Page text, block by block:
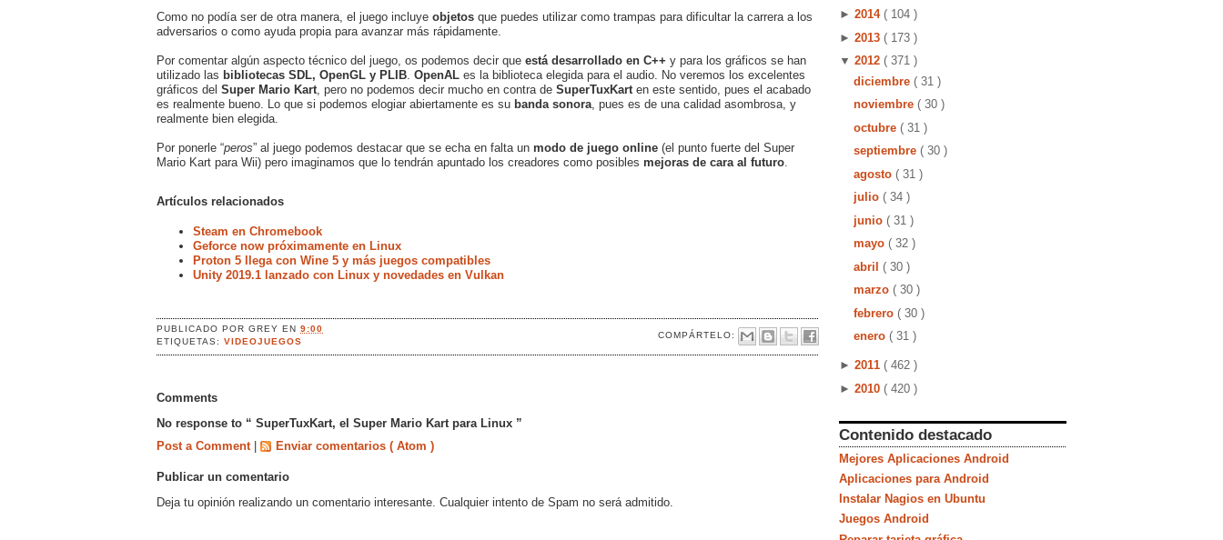
Como no podía ser de otra manera, el juego incluye objetos que puedes utilizar como trampas para dificultar la carrera a los
adversarios o como ayuda propia para avanzar más rápidamente.
Por comentar algún aspecto técnico del juego, os podemos decir que está desarrollado en C++ y para los gráficos se han
utilizado las bibliotecas SDL, OpenGL y PLIB OpenAL es la biblioteca elegida para el audio. No veremos los excelentes
gráficos del Super Mario Kart , pero no podemos decir mucho en contra de SuperTuxKart en este sentido, pues el acabado
es realmente bueno. Lo que si podemos elogiar abiertamente es su banda sonora , pues es de una calidad asombrosa, y
realmente bien elegida.
Por ponerle “peros” al juego podemos destacar que se echa en falta un modo de juego online (el punto fuerte del Super
Mario Kart para Wii) pero imaginamos que lo tendrán apuntado los creadores como posibles mejoras de cara al futuro
Artículos relacionados
Steam en Chromebook
Geforce now próximamente en Linux
Proton 5 llega con Wine 5 y más juegos compatibles
Unity 2019.1 lanzado con Linux y novedades en Vulkan
PUBLICADO PORGREYEN9:00
COMPÁRTELO:
ETIQUETAS:VIDEOJUEGOS
Comments
No response to “ SuperTuxKart, el Super Mario Kart para Linux ”
Post a Comment
Enviar comentarios ( Atom )
Publicar un comentario
Deja tu opinión realizando un comentario interesante. Cualquier intento de Spam no será admitido.
► 2014 ( 104 )
► 2013 ( 173 )
▼ 2012 ( 371 )
diciembre ( 31 )
noviembre ( 30 )
octubre ( 31 )
septiembre ( 30 )
agosto ( 31 )
julio ( 34 )
junio ( 31 )
mayo ( 32 )
abril ( 30 )
marzo ( 30 )
febrero ( 30 )
enero ( 31 )
► 2011 ( 462 )
► 2010 ( 420 )
Contenido destacado
Mejores Aplicaciones Android
Aplicaciones para Android
Instalar Nagios en Ubuntu
Juegos Android